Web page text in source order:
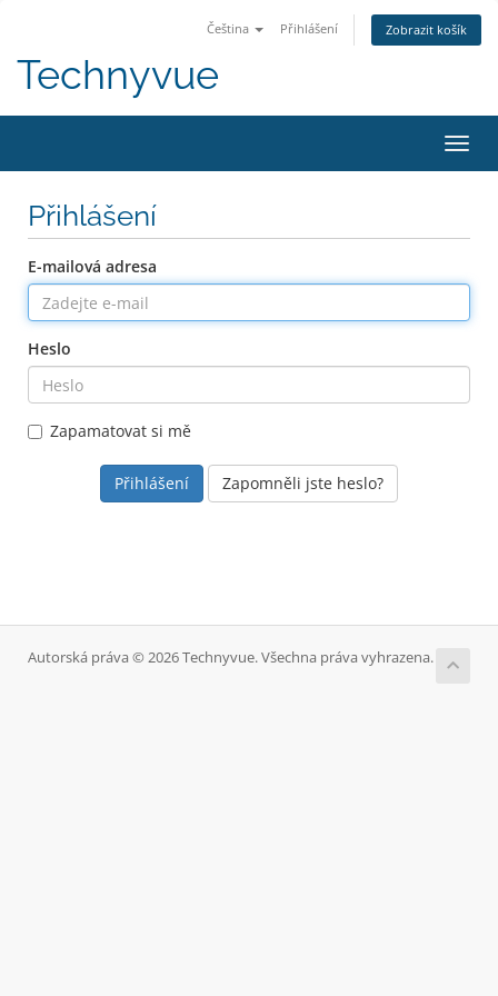
Čeština Přihlášení Zobrazit košík
Technyvue
Přihlášení
E-mailová adresa
Heslo
Zapamatovat si mě
Zapomněli jste heslo?
Autorská práva © 2026 Technyvue. Všechna práva vyhrazena.